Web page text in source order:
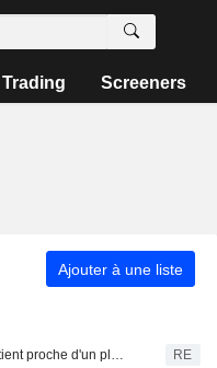
Trading Screeners
Ajouter à une liste
Le cuivre se maintient proche d'un plus haut de six mois après l'interdiction d'exportation de concentrés par le Congo RE